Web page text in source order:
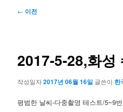
글
션
← 이전
2017-5-28,화성
작성일자2017년 06월 16일 글쓴이 한
평범한 날씨-다중촬영 테스트/5~9번